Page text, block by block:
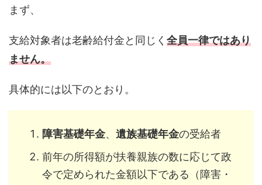
まず、
支給対象者は老齢給付金と同じく 全員一律ではあり
ません。
具体的には以下のとおり。
障害基礎年金、 遺族基礎年金の受給者
前年の所得額が扶養親族の数に応じて政
令で定められた金額以下である（障害・